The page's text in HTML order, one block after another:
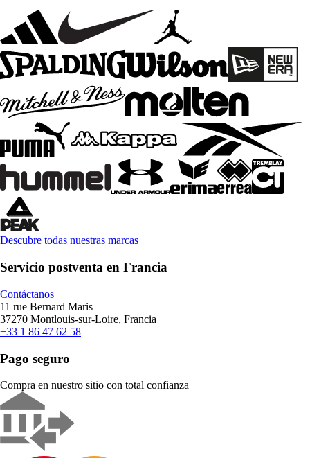
Descubre todas nuestras marcas
Servicio postventa en Francia
Contáctanos
11 rue Bernard Maris
37270 Montlouis-sur-Loire, Francia
+33 1 86 47 62 58
Pago seguro
Compra en nuestro sitio con total confianza